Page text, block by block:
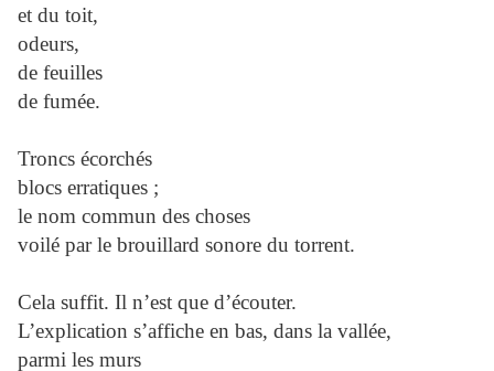
et du toit,
odeurs,
de feuilles
de fumée.
Troncs écorchés
blocs erratiques ;
le nom commun des choses
voilé par le brouillard sonore du torrent.
Cela suffit. Il n’est que d’écouter.
L’explication s’affiche en bas, dans la vallée,
parmi les murs